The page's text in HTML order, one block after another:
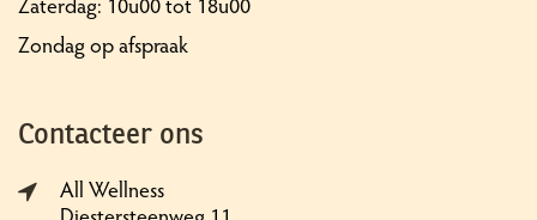
Zondag op afspraak
Contacteer ons
All Wellness